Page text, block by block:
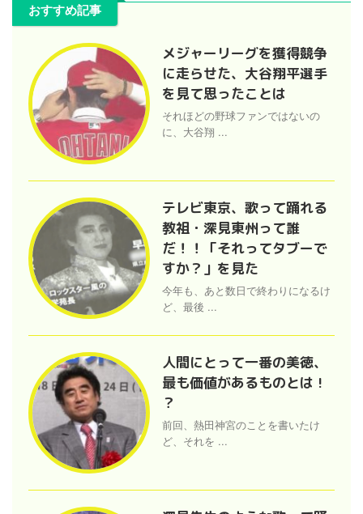
おすすめ記事
メジャーリーグを獲得競争
に走らせた、大谷翔平選手
を見て思ったことは
それほどの野球ファンではないの
に、大谷翔 ...
テレビ東京、歌って踊れる
教祖・深見東州って誰
だ！！「それってタブーで
すか？」を見た
今年も、あと数日で終わりになるけ
ど、最後 ...
人間にとって一番の美徳、
最も価値があるものとは !
？
前回、熱田神宮のことを書いたけ
ど、それを ...